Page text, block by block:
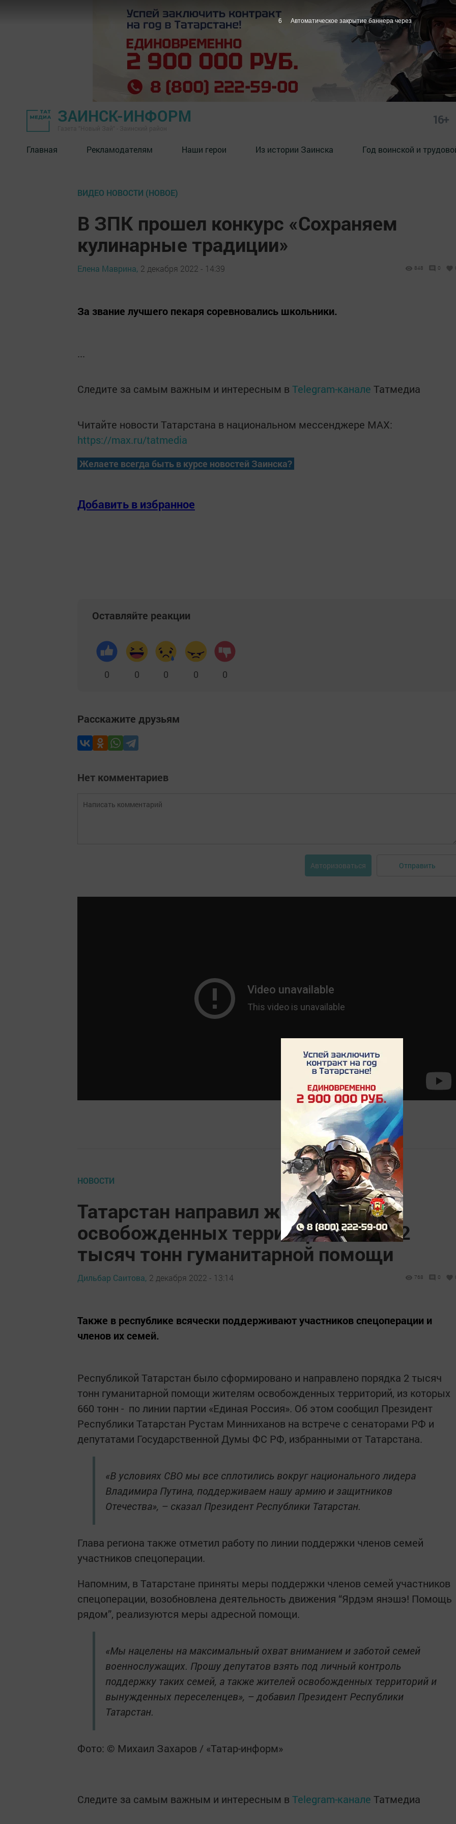
ЗАИНСК-ИНФОРМ 16+
Главная Рекламодателям Наши герои Из истории Заинска Год воинской и
ВИДЕО НОВОСТИ (НОВОЕ)
В ЗПК прошел конкурс «Сохраняем
кулинарные традиции»
Елена Маврина, 2 декабря 2022 - 14:39 848 0
За звание лучшего пекаря соревновались школьники.
...
Следите за самым важным и интересным в Telegram-канале Татмедиа
Читайте новости Татарстана в национальном мессенджере MАХ:
https://max.ru/tatmedia
Желаете всегда быть в курсе новостей Заинска?
Добавить в избранное
Оставляйте реакции
0 0 0 0 0
Расскажите друзьям
Нет комментариев
Авторизоваться Отправить
НОВОСТИ
Татарстан направил жителям
освобожденных территорий более 2
тысяч тонн гуманитарной помощи
Дильбар Саитова, 2 декабря 2022 - 13:14 768 0
Также в республике всячески поддерживают участников спецоперации и
членов их семей.
Республикой Татарстан было сформировано и направлено порядка 2 тысяч
тонн гуманитарной помощи жителям освобожденных территорий, из которых
660 тонн - по линии партии «Единая Россия». Об этом сообщил Президент
Республики Татарстан Рустам Минниханов на встрече с сенаторами РФ и
депутатами Государственной Думы ФС РФ, избранными от Татарстана.
«В условиях СВО мы все сплотились вокруг национального лидера
Владимира Путина, поддерживаем нашу армию и защитников
Отечества», – сказал Президент Республики Татарстан.
Глава региона также отметил работу по линии поддержки членов семей
участников спецоперации.
Напомним, в Татарстане приняты меры поддержки членов семей участников
спецоперации, возобновлена деятельность движения “Ярдэм янэшэ! Помощь
рядом”, реализуются меры адресной помощи.
«Мы нацелены на максимальный охват вниманием и заботой семей
военнослужащих. Прошу депутатов взять под личный контроль
поддержку таких семей, а также жителей освобожденных территорий и
вынужденных переселенцев», – добавил Президент Республики
Татарстан.
Фото: © Михаил Захаров / «Татар-информ»
Следите за самым важным и интересным в Telegram-канале Татмедиа
5 Автоматическое закрытие баннера через